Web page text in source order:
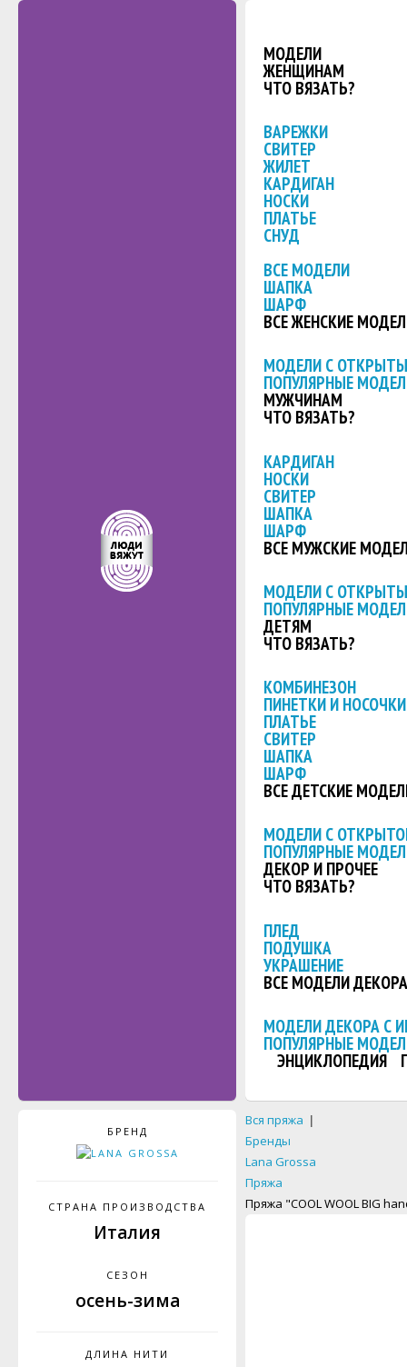
МОДЕЛИ
ЖЕНЩИНАМ
ЧТО ВЯЗАТЬ?
ВАРЕЖКИ
СВИТЕР
ЖИЛЕТ
КАРДИГАН
НОСКИ
ПЛАТЬЕ
СНУД
ВСЕ МОДЕЛИ
ШАПКА
ШАРФ
ВСЕ ЖЕНСКИЕ
МОДЕЛИ С
ПОПУЛЯРНЫЕ
МУЖЧИНАМ
ЧТО ВЯЗАТЬ?
КАРДИГАН
НОСКИ
СВИТЕР
ШАПКА
ШАРФ
ВСЕ МУЖСКИЕ
МОДЕЛИ С
ПОПУЛЯРНЫЕ
ДЕТЯМ
ЧТО ВЯЗАТЬ?
КОМБИНЕЗОН
ПИНЕТКИ И НОСОЧКИ
ПЛАТЬЕ
СВИТЕР
ШАПКА
ШАРФ
ВСЕ ДЕТСКИЕ
МОДЕЛИ С
ПОПУЛЯРНЫЕ
ДЕКОР И ПРОЧЕЕ
ЧТО ВЯЗАТЬ?
ПЛЕД
ПОДУШКА
УКРАШЕНИЕ
ВСЕ МОДЕЛИ ДЕКОРА
МОДЕЛИ ДЕКОРА С
ПОПУЛЯРНЫЕ
ЭНЦИКЛОПЕДИЯ
БРЕНД
СТРАНА ПРОИЗВОДСТВА
Италия
СЕЗОН
осень-зима
ДЛИНА НИТИ
Вся пряжа |
Бренды
Lana Grossa
Пряжа
Пряжа "COOL WOOL BIG